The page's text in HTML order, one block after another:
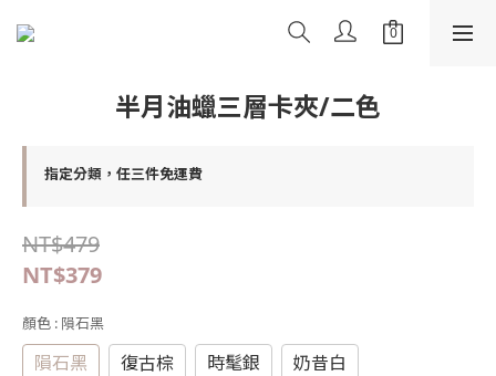
半月油蠟三層卡夾/二色
指定分類，任三件免運費
NT$479
NT$379
顏色 : 隕石黑
隕石黑 復古棕 時髦銀 奶昔白